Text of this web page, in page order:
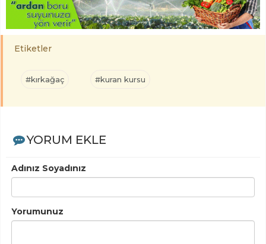
Etiketler
#kırkağaç #kuran kursu
YORUM EKLE
Adınız Soyadınız
Yorumunuz